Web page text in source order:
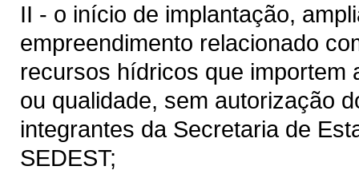
II - o início de implantação,
empreendimento relacionado
recursos hídricos que importem
ou qualidade, sem autorização
integrantes da Secretaria de
SEDEST;